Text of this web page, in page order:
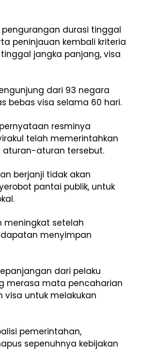
durasi tinggal
peninjauan kembali kriteria
jangka panjang, visa
dari 93 negara
bebas visa selama 60 hari.
resminya
telah memerintahkan
aturan-aturan tersebut.
berjanji tidak akan
pantai publik, untuk
meningkat setelah
menyimpan
dari pelaku
merasa mata pencaharian
untuk melakukan
pemerintahan,
sepenuhnya kebijakan